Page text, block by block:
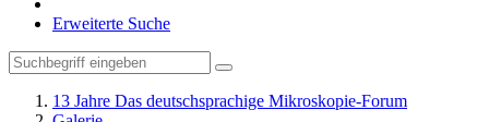
Erweiterte Suche
13 Jahre Das deutschsprachige Mikroskopie-Forum